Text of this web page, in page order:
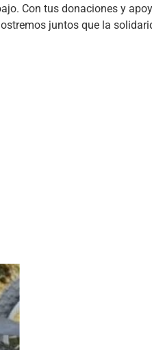
Con tus donaciones y
juntos que la